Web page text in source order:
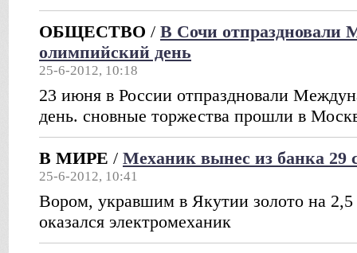
ОБЩЕСТВО / В Сочи отпраздновали
олимпийский день
25-6-2012, 10:18
23 июня в России отпраздновали
день. сновные торжества прошли в
В МИРЕ / Механик вынес из банка 29
25-6-2012, 10:41
Вором, укравшим в Якутии золото на
оказался электромеханик